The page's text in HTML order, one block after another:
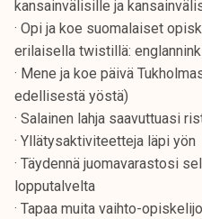
kansainvälisille ja
· Opi ja koe suomalaiset
erilaisella twistillä:
· Mene ja koe päivä
edellisestä yöstä)
· Salainen lahja saavuttuasi
· Yllätysaktiviteetteja läpi yön
· Täydennä juomavarastosi
lopputalvelta
· Tapaa muita vaihto-